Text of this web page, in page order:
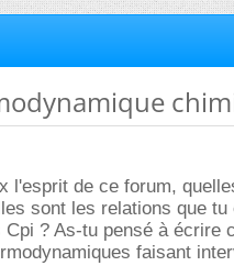
l'esprit de ce forum,
sont les relations que
Cpi ? As-tu pensé à
faisant